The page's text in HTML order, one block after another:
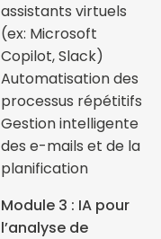
assistants virtuels
(ex: Microsoft
Copilot, Slack)
Automatisation des
processus répétitifs
Gestion intelligente
des e-mails et de la
planification
Module 3 : IA pour
l’analyse de